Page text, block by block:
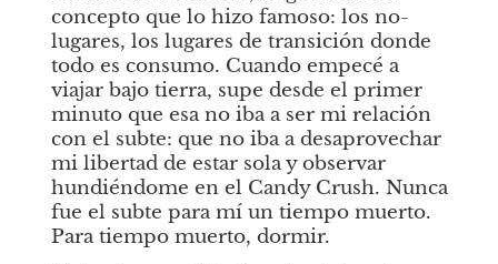
concepto que lo hizo famoso: los no-
lugares, los lugares de transición donde
todo es consumo. Cuando empecé a
viajar bajo tierra, supe desde el primer
minuto que esa no iba a ser mi relación
con el subte: que no iba a desaprovechar
mi libertad de estar sola y observar
hundiéndome en el Candy Crush. Nunca
fue el subte para mí un tiempo muerto.
Para tiempo muerto, dormir.